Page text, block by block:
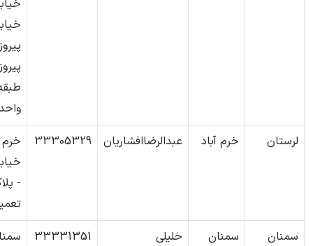
لرستان
خرم آباد عبدالرضاافشاریان 33305329
خرم
سمنان
سمنان خلیلی 33331351